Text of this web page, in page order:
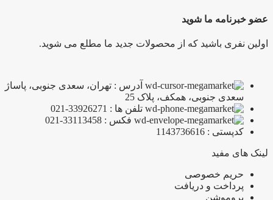
عضو خبرنامه ما شوید
اولین نفری باشید که از محصولات جدید ما مطلع می شوید.
آدرس : تهران، سعدی جنوبی، پاساژ
سعدی جنوبی، همکف، پلاک 25
تلفن ها : 33926271-021
فکس : 33113458-021
کدپستی : 1143736616
لینک های مفید
حریم خصوصی
پرداخت و دریافت
پروموشن